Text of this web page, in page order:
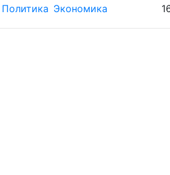
Политика Экономика